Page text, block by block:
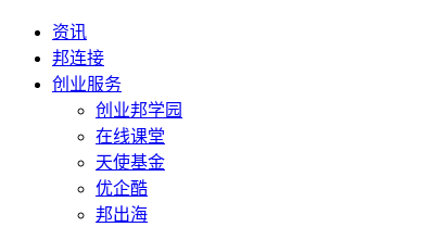
资讯
邦连接
创业服务
创业邦学园
在线课堂
天使基金
优企酷
邦出海